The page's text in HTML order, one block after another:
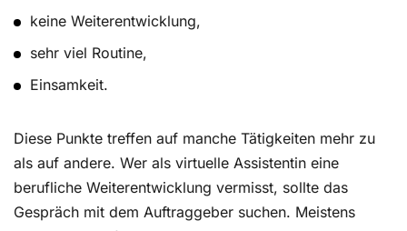
keine Weiterentwicklung,
sehr viel Routine,
Einsamkeit.
Diese Punkte treffen auf manche Tätigkeiten mehr zu
als auf andere. Wer als virtuelle Assistentin eine
berufliche Weiterentwicklung vermisst, sollte das
Gespräch mit dem Auftraggeber suchen. Meistens